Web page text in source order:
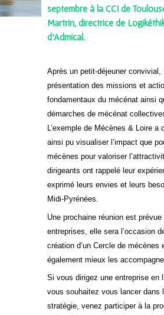
septembre à la CCI de
Martrin, directrice de
d’Admical.
Après un petit-déjeuner
présentation des missions et
fondamentaux du mécénat ainsi
démarches de mécénat
L’exemple de Mécènes & Loire
ainsi pu visualiser l’impact que
mécènes pour valoriser
dirigeants ont rappelé leur
exprimé leurs envies et leurs
Midi-Pyrénées.
Une prochaine réunion est
entreprises, elle sera l’occasion
création d’un Cercle de
également mieux les
Si vous dirigez une entreprise en
vous souhaitez vous lancer dans
stratégie, venez participer à la